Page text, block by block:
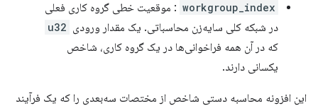
workgroup_index : موقعیت خطی گروه کاری فعلی
در شبکه کلی سایه‌زن محاسباتی. یک مقدار ورودی u32
که در آن همه فراخوانی‌ها در یک گروه کاری، شاخص
یکسانی دارند.
این افزونه محاسبه دستی شاخص از مختصات سه‌بعدی را که یک فرآیند